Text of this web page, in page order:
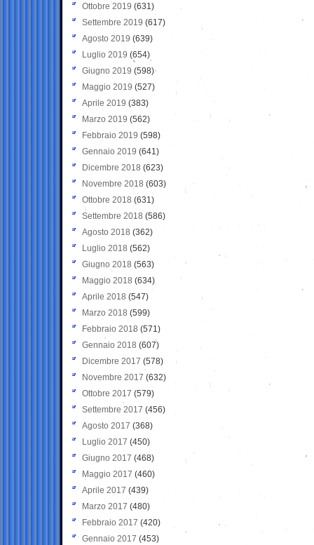
Ottobre 2019 (631)
Settembre 2019 (617)
Agosto 2019 (639)
Luglio 2019 (654)
Giugno 2019 (598)
Maggio 2019 (527)
Aprile 2019 (383)
Marzo 2019 (562)
Febbraio 2019 (598)
Gennaio 2019 (641)
Dicembre 2018 (623)
Novembre 2018 (603)
Ottobre 2018 (631)
Settembre 2018 (586)
Agosto 2018 (362)
Luglio 2018 (562)
Giugno 2018 (563)
Maggio 2018 (634)
Aprile 2018 (547)
Marzo 2018 (599)
Febbraio 2018 (571)
Gennaio 2018 (607)
Dicembre 2017 (578)
Novembre 2017 (632)
Ottobre 2017 (579)
Settembre 2017 (456)
Agosto 2017 (368)
Luglio 2017 (450)
Giugno 2017 (468)
Maggio 2017 (460)
Aprile 2017 (439)
Marzo 2017 (480)
Febbraio 2017 (420)
Gennaio 2017 (453)